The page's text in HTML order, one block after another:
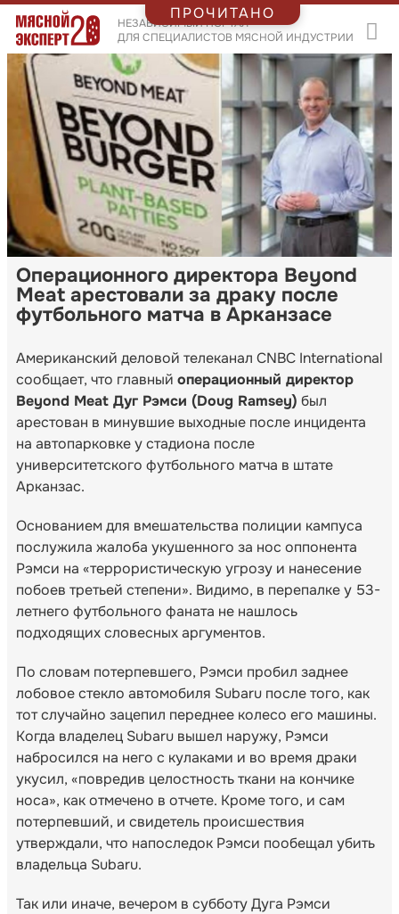
НЕЗАВИСИМЫЙ ПОРТАЛ
ДЛЯ СПЕЦИАЛИСТОВ МЯСНОЙ ИНДУСТРИИ
Операционного директора Beyond
Meat арестовали за драку после
футбольного матча в Арканзасе
Американский деловой телеканал CNBC International
сообщает, что главный операционный директор
Beyond Meat Дуг Рэмси (Doug Ramsey) был
арестован в минувшие выходные после инцидента
на автопарковке у стадиона после
университетского футбольного матча в штате
Арканзас.
Основанием для вмешательства полиции кампуса
послужила жалоба укушенного за нос оппонента
Рэмси на «террористическую угрозу и нанесение
побоев третьей степени». Видимо, в перепалке у 53-
летнего футбольного фаната не нашлось
подходящих словесных аргументов.
По словам потерпевшего, Рэмси пробил заднее
лобовое стекло автомобиля Subaru после того, как
тот случайно зацепил переднее колесо его машины.
Когда владелец Subaru вышел наружу, Рэмси
набросился на него с кулаками и во время драки
укусил, «повредив целостность ткани на кончике
носа», как отмечено в отчете. Кроме того, и сам
потерпевший, и свидетель происшествия
утверждали, что напоследок Рэмси пообещал убить
владельца Subaru.
Так или иначе, вечером в субботу Дуга Рэмси
ПРОЧИТАНО